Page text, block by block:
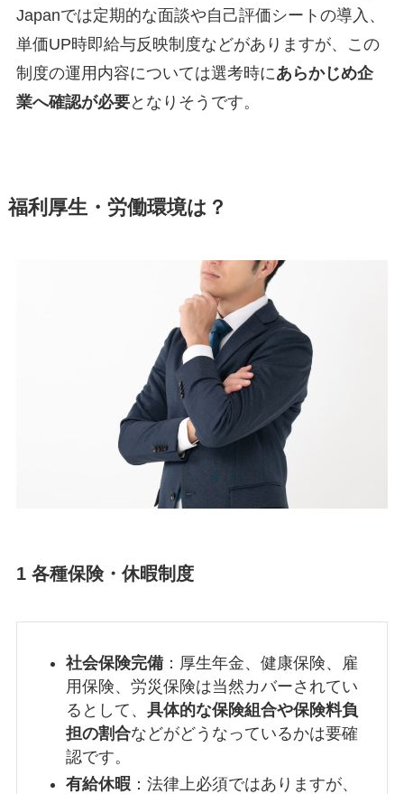
Japanでは定期的な面談や自己評価シートの導入、
単価UP時即給与反映制度などがありますが、この
制度の運用内容については選考時にあらかじめ企
業へ確認が必要となりそうです。
福利厚生・労働環境は？
1 各種保険・休暇制度
社会保険完備：厚生年金、健康保険、雇
用保険、労災保険は当然カバーされてい
るとして、 具体的な保険組合や保険料負
担の割合などがどうなっているかは要確
認です。
有給休暇 ：法律上必須ではありますが、